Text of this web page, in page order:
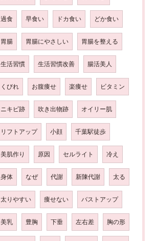
過食 早食い ドカ食い どか食い
胃腸 胃腸にやさしい 胃腸を整える
生活習慣 生活習慣改善 腸活美人
くびれ お腹痩せ 楽痩せ ビタミン
ニキビ跡 吹き出物跡 オイリー肌
リフトアップ 小顔 千葉駅徒歩
美肌作り 原因 セルライト 冷え
身体 なぜ 代謝 新陳代謝 太る
太りやすい 痩せない バストアップ
美乳 豊胸 下垂 左右差 胸の形